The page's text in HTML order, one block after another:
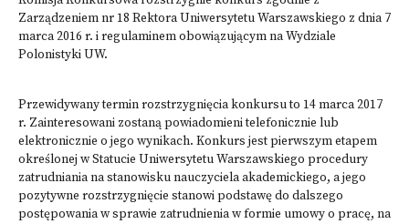
Zarządzeniem nr 18 Rektora Uniwersytetu Warszawskiego z dnia 7
marca 2016 r. i regulaminem obowiązującym na Wydziale
Polonistyki UW.
Przewidywany termin rozstrzygnięcia konkursu to 14 marca 2017
r. Zainteresowani zostaną powiadomieni telefonicznie lub
elektronicznie o jego wynikach. Konkurs jest pierwszym etapem
określonej w Statucie Uniwersytetu Warszawskiego procedury
zatrudniania na stanowisku nauczyciela akademickiego, a jego
pozytywne rozstrzygnięcie stanowi podstawę do dalszego
postępowania w sprawie zatrudnienia w formie umowy o pracę, na